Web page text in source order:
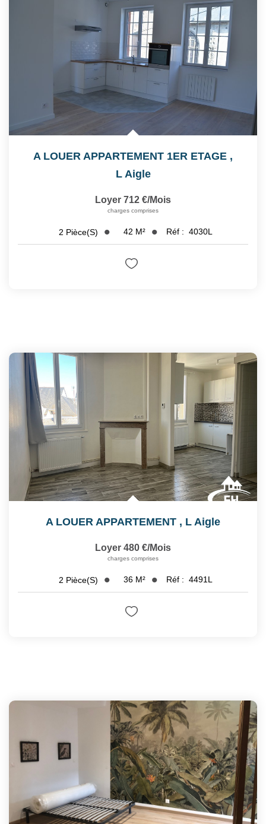
A LOUER APPARTEMENT 1ER ETAGE ,
L Aigle
Loyer 712 €/mois
charges comprises
2 Pièce(s) 42 M² Réf : 4030L
A LOUER APPARTEMENT , L Aigle
Loyer 480 €/mois
charges comprises
2 Pièce(s) 36 M² Réf : 4491L